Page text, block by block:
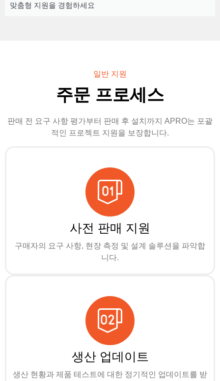
맞춤형 지원을 경험하세요
일반 지원
주문 프로세스
판매 전 요구 사항 평가부터 판매 후 설치까지 APRO는 포괄
적인 프로젝트 지원을 보장합니다.
사전 판매 지원
구매자의 요구 사항, 현장 측정 및 설계 솔루션을 파악합
니다.
생산 업데이트
생산 현황과 제품 테스트에 대한 정기적인 업데이트를 받